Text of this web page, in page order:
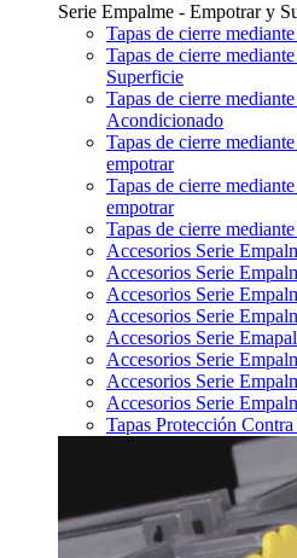
Serie Empalme - Empotrar y
Tapas de cierre
Tapas de cierre
Superficie
Tapas de cierre
Acondicionado
Tapas de cierre
empotrar
Tapas de cierre
empotrar
Tapas de cierre
Accesorios Serie
Accesorios Serie
Accesorios Serie
Accesorios Serie
Accesorios Serie
Accesorios Serie
Accesorios Serie
Accesorios Serie
Tapas Protección Contra